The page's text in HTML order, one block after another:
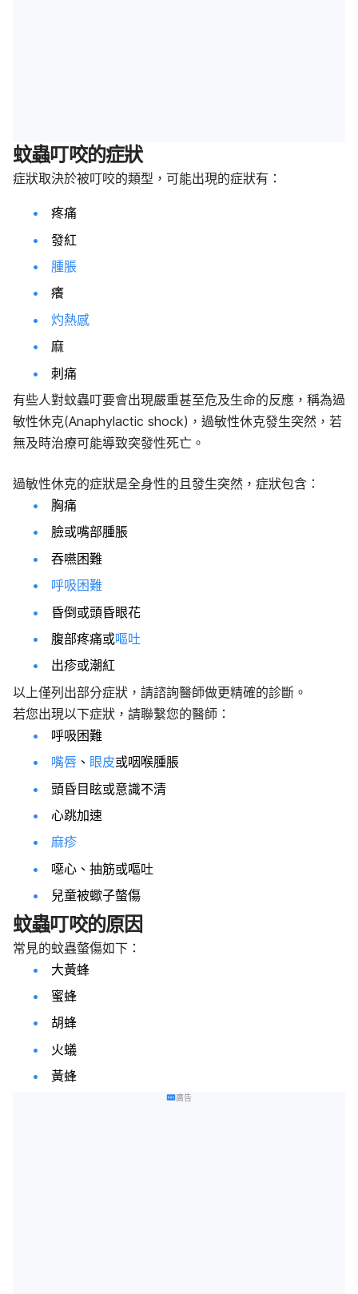
蚊蟲叮咬的症狀
症狀取決於被叮咬的類型，可能出現的症狀有：
疼痛
發紅
腫脹
癢
灼熱感
麻
刺痛
有些人對蚊蟲叮要會出現嚴重甚至危及生命的反應，稱為過
敏性休克(Anaphylactic shock)，過敏性休克發生突然，若
無及時治療可能導致突發性死亡。
過敏性休克的症狀是全身性的且發生突然，症狀包含：
胸痛
臉或嘴部腫脹
吞嚥困難
呼吸困難
昏倒或頭昏眼花
腹部疼痛或嘔吐
出疹或潮紅
以上僅列出部分症狀，請諮詢醫師做更精確的診斷。
若您出現以下症狀，請聯繫您的醫師：
呼吸困難
嘴唇 、 眼皮或咽喉腫脹
頭昏目眩或意識不清
心跳加速
麻疹
噁心、抽筋或嘔吐
兒童被蠍子螫傷
蚊蟲叮咬的原因
常見的蚊蟲螫傷如下：
大黃蜂
蜜蜂
胡蜂
火蟻
黃蜂
廣告